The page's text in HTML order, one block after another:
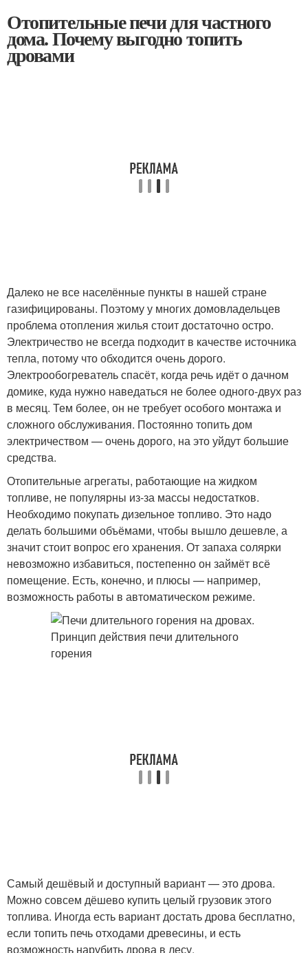
Отопительные печи для частного
дома. Почему выгодно топить
дровами
Далеко не все населённые пункты в нашей стране
газифицированы. Поэтому у многих домовладельцев
проблема отопления жилья стоит достаточно остро.
Электричество не всегда подходит в качестве источника
тепла, потому что обходится очень дорого.
Электрообогреватель спасёт, когда речь идёт о дачном
домике, куда нужно наведаться не более одного-двух раз
в месяц. Тем более, он не требует особого монтажа и
сложного обслуживания. Постоянно топить дом
электричеством — очень дорого, на это уйдут большие
средства.
Отопительные агрегаты, работающие на жидком
топливе, не популярны из-за массы недостатков.
Необходимо покупать дизельное топливо. Это надо
делать большими объёмами, чтобы вышло дешевле, а
значит стоит вопрос его хранения. От запаха солярки
невозможно избавиться, постепенно он займёт всё
помещение. Есть, конечно, и плюсы — например,
возможность работы в автоматическом режиме.
Самый дешёвый и доступный вариант — это дрова.
Можно совсем дёшево купить целый грузовик этого
топлива. Иногда есть вариант достать дрова бесплатно,
если топить печь отходами древесины, и есть
возможность нарубить дрова в лесу.